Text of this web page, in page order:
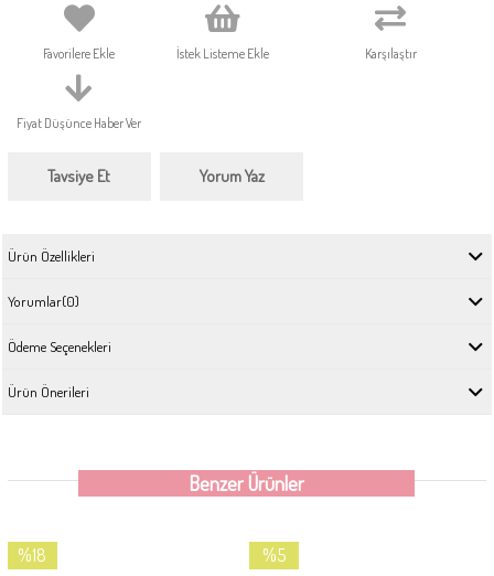
Favorilere Ekle İstek Listeme Ekle Karşılaştır
Fiyat Düşünce Haber Ver
Tavsiye Et Yorum Yaz
Ürün Özellikleri
Yorumlar(0)
Ödeme Seçenekleri
Ürün Önerileri
Benzer Ürünler
%18
%5